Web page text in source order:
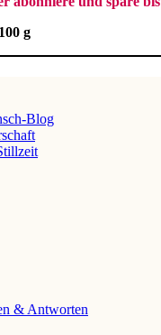
100 g
Blog
& Antworten